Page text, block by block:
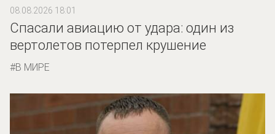
08.08.2026 18:01
Спасали авиацию от удара: один из
вертолетов потерпел крушение
В МИРЕ